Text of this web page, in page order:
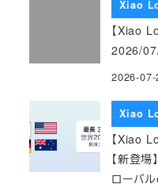
Xiao
【Xiao
2026/
2026-07-
Xiao
【Xiao
【新登
ローバル